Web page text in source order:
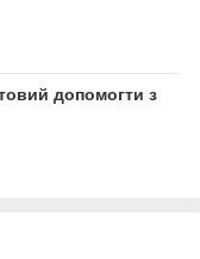
допомогти з